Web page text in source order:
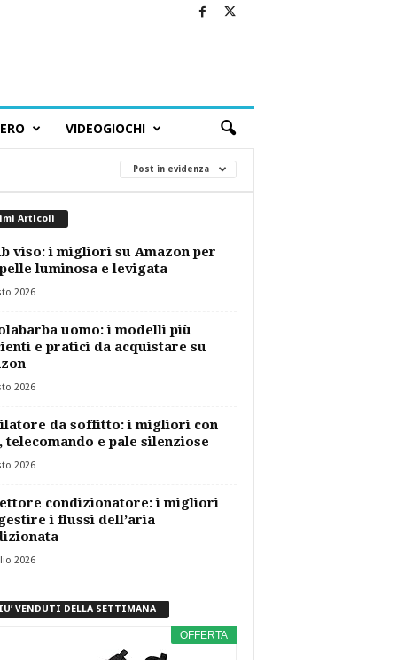
VIDEOGIOCHI
Post in evidenza
Articoli
viso: i migliori su Amazon per
luminosa e levigata
2026
uomo: i modelli più
e pratici da acquistare su
2026
da soffitto: i migliori con
telecomando e pale silenziose
2026
condizionatore: i migliori
i flussi dell’aria
2026
VENDUTI DELLA SETTIMANA
OFFERTA